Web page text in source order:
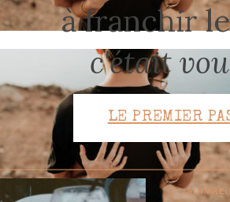
SUIVRE
à franchir
c'était
LE PREMIER
CONTACT